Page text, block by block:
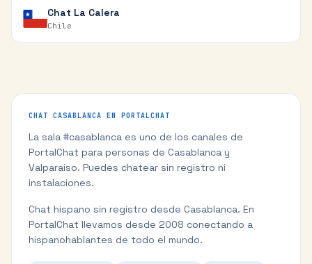
Chat La Calera
Chile
CHAT CASABLANCA EN PORTALCHAT
La sala #casablanca es uno de los canales de
PortalChat para personas de Casablanca y
Valparaiso. Puedes chatear sin registro ni
instalaciones.
Chat hispano sin registro desde Casablanca. En
PortalChat llevamos desde 2008 conectando a
hispanohablantes de todo el mundo.